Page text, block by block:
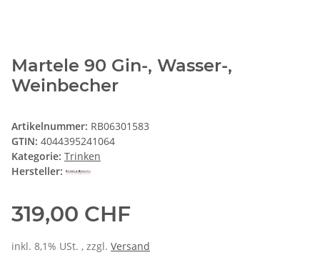
Martele 90 Gin-, Wasser-,
Weinbecher
Artikelnummer: RB06301583
GTIN: 4044395241064
Kategorie: Trinken
Hersteller:
319,00 CHF
inkl. 8,1% USt. , zzgl. Versand